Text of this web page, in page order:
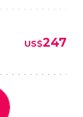
US$247